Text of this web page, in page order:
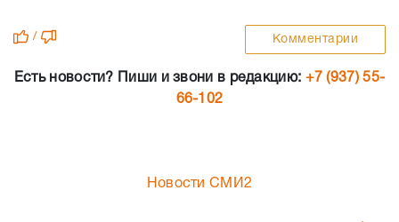
/ Комментарии
Есть новости? Пиши и звони в редакцию: +7 (937) 55-
66-102
Новости СМИ2